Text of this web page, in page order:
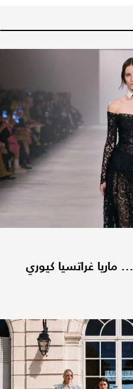
مجموعة FENDI شتاء 2026... ماريا غراتسيا كيوري